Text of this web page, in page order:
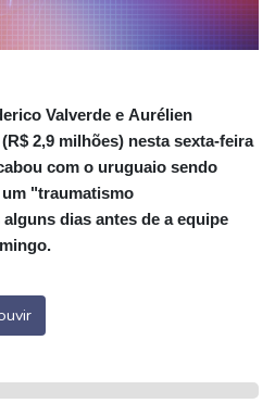
Valverde e Aurélien
2,9 milhões) nesta sexta-feira
com o uruguaio sendo
"traumatismo
dias antes de a equipe